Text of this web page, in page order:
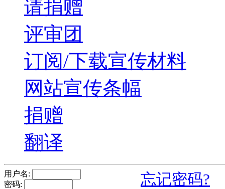
请捐赠
评审团
订阅/下载宣传材料
网站宣传条幅
捐赠
翻译
用户名:
密码:
忘记密码?